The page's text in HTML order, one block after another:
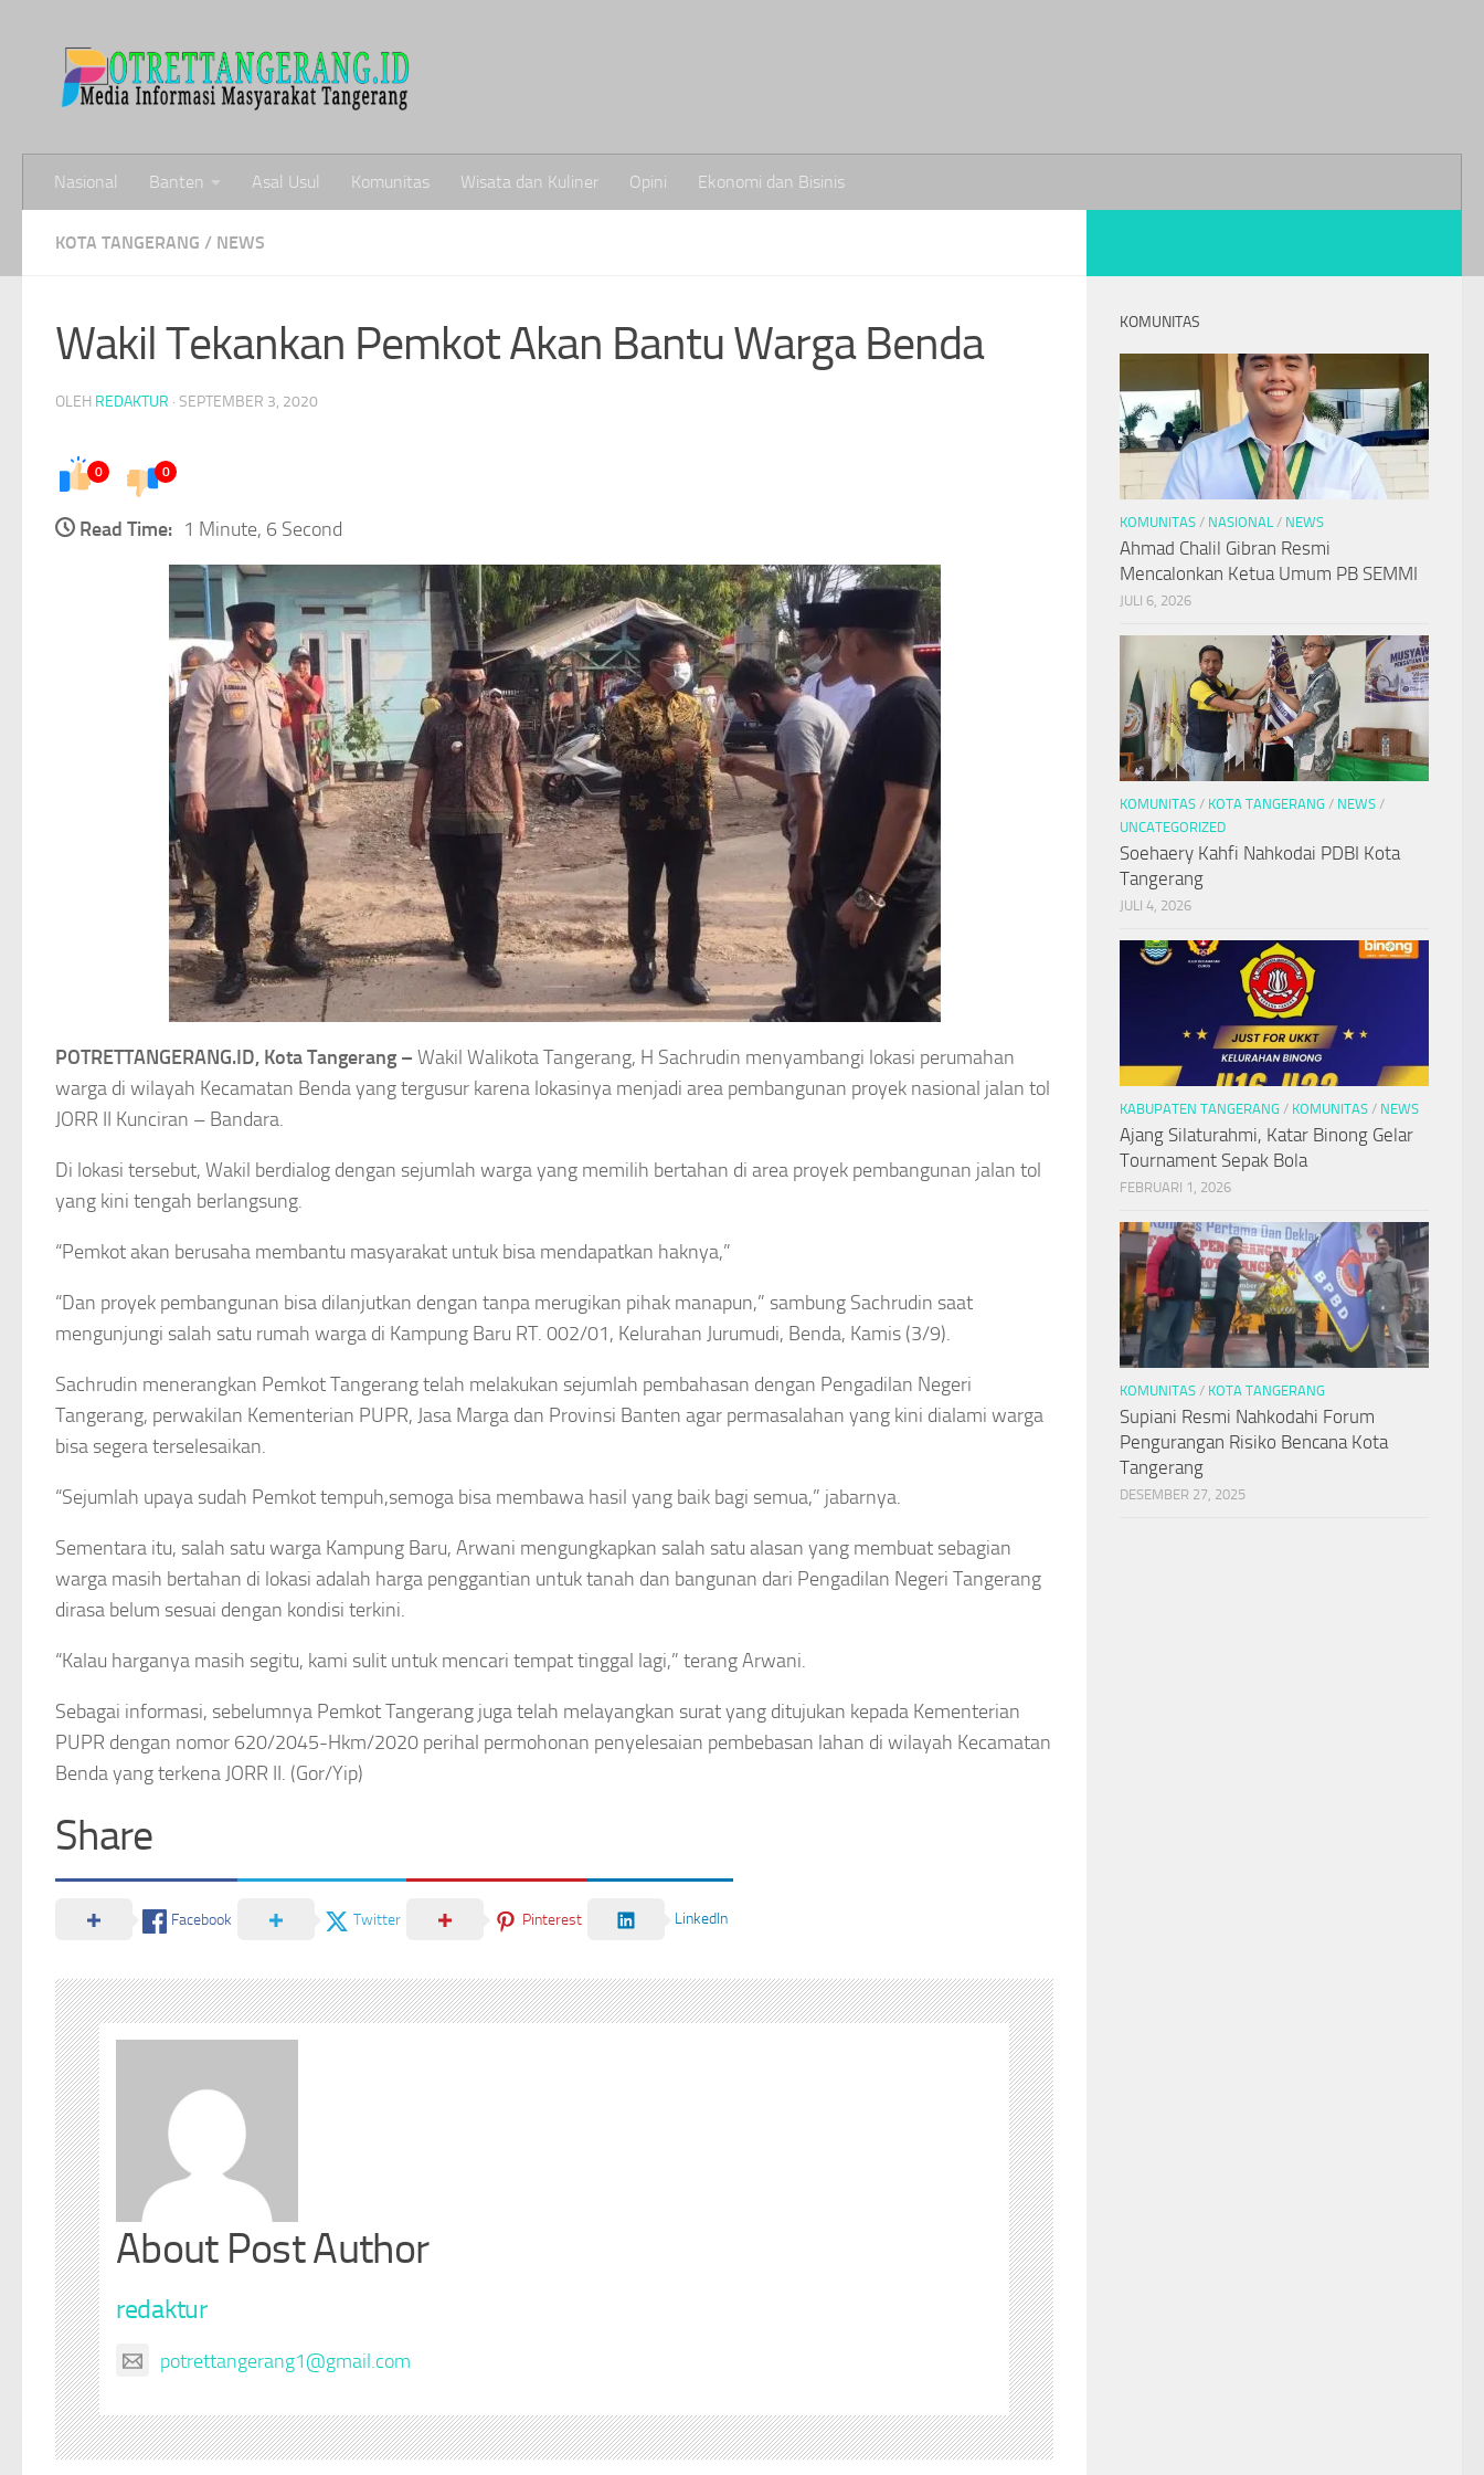
Nasional Banten Asal Usul Komunitas Wisata dan Kuliner Opini Ekonomi dan Bisinis
KOTA TANGERANG / NEWS
Wakil Tekankan Pemkot Akan Bantu Warga Benda
OLEH REDAKTUR · SEPTEMBER 3, 2020
0 0
Read Time: 1 Minute, 6 Second
POTRETTANGERANG.ID, Kota Tangerang – Wakil Walikota Tangerang, H Sachrudin menyambangi lokasi perumahan
warga di wilayah Kecamatan Benda yang tergusur karena lokasinya menjadi area pembangunan proyek nasional jalan tol
JORR II Kunciran – Bandara.
Di lokasi tersebut, Wakil berdialog dengan sejumlah warga yang memilih bertahan di area proyek pembangunan jalan tol
yang kini tengah berlangsung.
“Pemkot akan berusaha membantu masyarakat untuk bisa mendapatkan haknya,”
“Dan proyek pembangunan bisa dilanjutkan dengan tanpa merugikan pihak manapun,” sambung Sachrudin saat
mengunjungi salah satu rumah warga di Kampung Baru RT. 002/01, Kelurahan Jurumudi, Benda, Kamis (3/9).
Sachrudin menerangkan Pemkot Tangerang telah melakukan sejumlah pembahasan dengan Pengadilan Negeri
Tangerang, perwakilan Kementerian PUPR, Jasa Marga dan Provinsi Banten agar permasalahan yang kini dialami warga
bisa segera terselesaikan.
“Sejumlah upaya sudah Pemkot tempuh,semoga bisa membawa hasil yang baik bagi semua,” jabarnya.
Sementara itu, salah satu warga Kampung Baru, Arwani mengungkapkan salah satu alasan yang membuat sebagian
warga masih bertahan di lokasi adalah harga penggantian untuk tanah dan bangunan dari Pengadilan Negeri Tangerang
dirasa belum sesuai dengan kondisi terkini.
“Kalau harganya masih segitu, kami sulit untuk mencari tempat tinggal lagi,” terang Arwani.
Sebagai informasi, sebelumnya Pemkot Tangerang juga telah melayangkan surat yang ditujukan kepada Kementerian
PUPR dengan nomor 620/2045-Hkm/2020 perihal permohonan penyelesaian pembebasan lahan di wilayah Kecamatan
Benda yang terkena JORR II. (Gor/Yip)
Share
Facebook Twitter Pinterest LinkedIn
About Post Author
redaktur
potrettangerang1@gmail.com
KOMUNITAS
KOMUNITAS / NASIONAL / NEWS
Ahmad Chalil Gibran Resmi
Mencalonkan Ketua Umum PB SEMMI
JULI 6, 2026
KOMUNITAS / KOTA TANGERANG / NEWS /
UNCATEGORIZED
Soehaery Kahfi Nahkodai PDBI Kota
Tangerang
JULI 4, 2026
KABUPATEN TANGERANG / KOMUNITAS / NEWS
Ajang Silaturahmi, Katar Binong Gelar
Tournament Sepak Bola
FEBRUARI 1, 2026
KOMUNITAS / KOTA TANGERANG
Supiani Resmi Nahkodahi Forum
Pengurangan Risiko Bencana Kota
Tangerang
DESEMBER 27, 2025